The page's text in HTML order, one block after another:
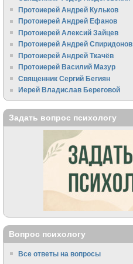
Протоиерей Андрей Кульков
Протоиерей Андрей Ефанов
Протоиерей Алексий Зайцев
Протоиерей Андрей Спиридонов
Протоиерей Андрей Ткачёв
Протоиерей Василий Мазур
Священник Сергий Бегиян
Иерей Владислав Береговой
Задать вопрос психологу
Вопрос психологу
Все ответы на вопросы